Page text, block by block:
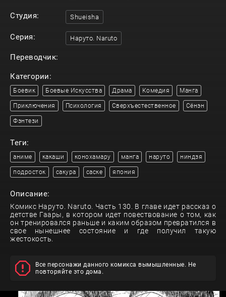
Студия: Shueisha
Серия: Наруто. Naruto
Переводчик:
Категории:
Боевик Боевые Искусства Драма Комедия Манга
Приключения Психология Сверхъестественное Сёнэн
Фэнтези
Теги:
аниме какаши конохамару манга наруто ниндзя
подросток сакура саске япония
Описание:
Комикс Наруто. Naruto. Часть 130. В главе идет рассказ о
детстве Гаары, в котором идет повествование о том, как
он тренировался раньше и каким образом превратился в
свое нынешнее состояние и где получил такую
жестокость.
Все персонажи данного комикса вымышленные. Не
повторяйте это дома.